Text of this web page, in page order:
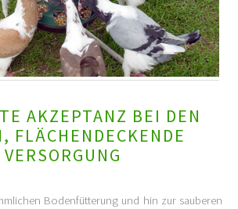
AKZEPTANZ BEI DEN
FLÄCHENDECKENDE
VERSORGUNG
Bodenfütterung und hin zur sauberen